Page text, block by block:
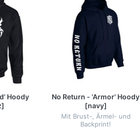
Hoody
No Return - 'Armor' Hoody
[navy]
Mit Brust-, Ärmel- und
Backprint!